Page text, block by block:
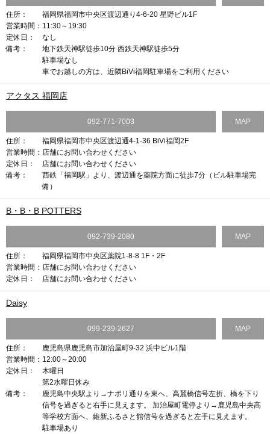
住所：
福岡県福岡市中央区渡辺通り4-6-20 星野ビル1F
営業時間： 11:30～19:30
定休日：
なし
備考：
地下鉄天神駅徒歩10分 西鉄天神駅徒歩5分
駐車場なし
車でお越しの方は、近隣BiVi福岡駐車場をご利用ください
アクタス 福岡店
092-771-7003 MAP
住所：
福岡県福岡市中央区渡辺通4-1-36 BiVi福岡2F
営業時間： 店舗にお問い合わせください
定休日：
店舗にお問い合わせください
備考：
西鉄「福岡駅」より、渡辺通を薬院方面に徒歩7分（ビル駐車場完
備）
B・B・B POTTERS
092-739-2080 MAP
住所：
福岡県福岡市中央区薬院1-8-8 1F・2F
営業時間： 店舗にお問い合わせください
定休日：
店舗にお問い合わせください
Daisy
099-239-2627 MAP
住所：
鹿児島県鹿児島市加治屋町9-32 浜中ビル1階
営業時間： 12:00～20:00
定休日：
木曜日
第2水曜日休み
備考：
鹿児島中央駅より→ナポリ通りを東へ、高麗橋信号左折、橋を下り
信号を過ぎると右手に見えます。 加治屋町電停より→鹿児島中央高
等学校方面へ、維新ふるさと館信号を過ぎると左手に見えます。
駐車場あり